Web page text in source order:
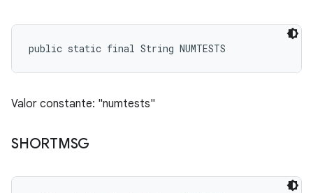
public static final String NUMTESTS
Valor constante: "numtests"
SHORTMSG